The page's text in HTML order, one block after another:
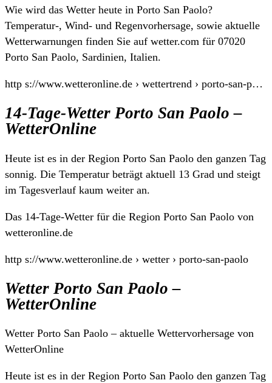
Wie wird das Wetter heute in Porto San Paolo?
Temperatur-, Wind- und Regenvorhersage, sowie aktuelle
Wetterwarnungen finden Sie auf wetter.com für 07020
Porto San Paolo, Sardinien, Italien.
http s://www.wetteronline.de › wettertrend › porto-san-p…
14-Tage-Wetter Porto San Paolo –
WetterOnline
Heute ist es in der Region Porto San Paolo den ganzen Tag
sonnig. Die Temperatur beträgt aktuell 13 Grad und steigt
im Tagesverlauf kaum weiter an.
Das 14-Tage-Wetter für die Region Porto San Paolo von
wetteronline.de
http s://www.wetteronline.de › wetter › porto-san-paolo
Wetter Porto San Paolo –
WetterOnline
Wetter Porto San Paolo – aktuelle Wettervorhersage von
WetterOnline
Heute ist es in der Region Porto San Paolo den ganzen Tag